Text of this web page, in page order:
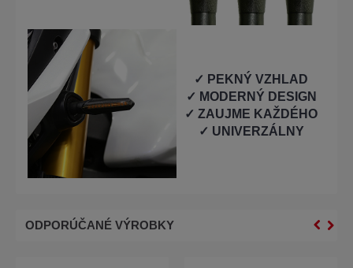
✓ PEKNÝ VZHLAD
✓ MODERNÝ DESIGN
✓ ZAUJME KAŽDÉHO
✓ UNIVERZÁLNY
ODPORÚČANÉ VÝROBKY